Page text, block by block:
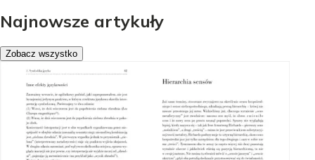
Najnowsze artykuły
Zobacz wszystko